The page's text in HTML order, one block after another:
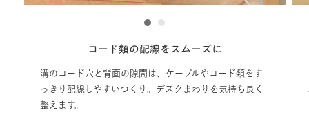
コード類の配線をスムーズに
溝のコード穴と背面の隙間は、ケーブルやコード類をす
っきり配線しやすいつくり。デスクまわりを気持ち良く
整えます。
1 2